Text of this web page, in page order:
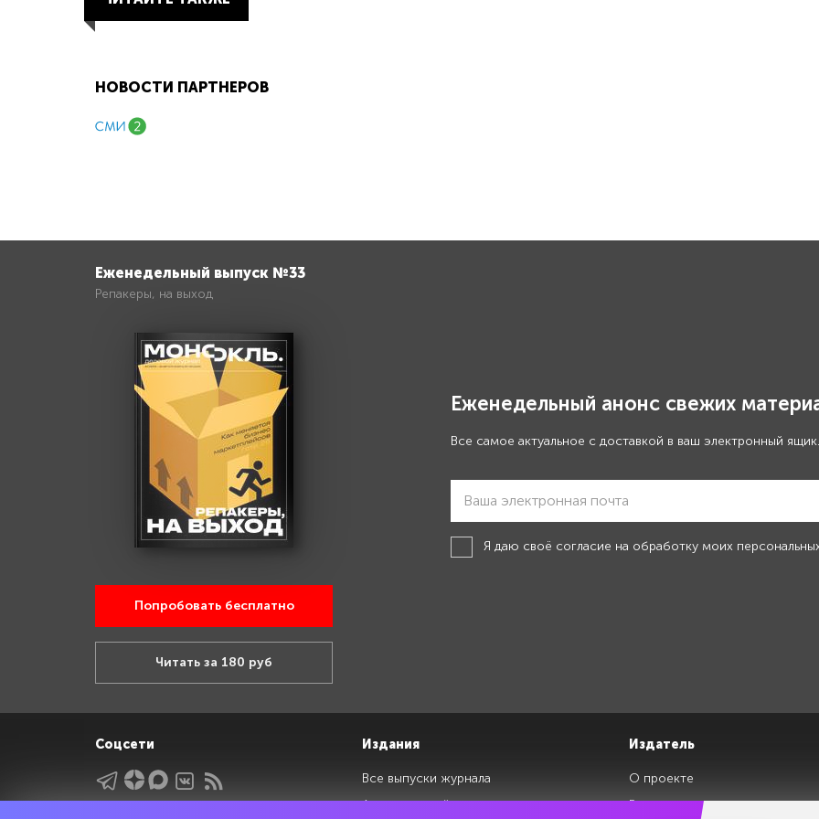
НОВОСТИ ПАРТНЕРОВ
Еженедельный выпуск №33
Репакеры, на выход
Попробовать бесплатно
Читать за 180 руб
Еженедельный анонс свежих
Все самое актуальное с доставкой в ваш электронный ящик.
Я даю своё согласие на обработку моих
Соцсети Издания
Все выпуски журнала
Архив изданий
Издатель
О проекте
Редакция